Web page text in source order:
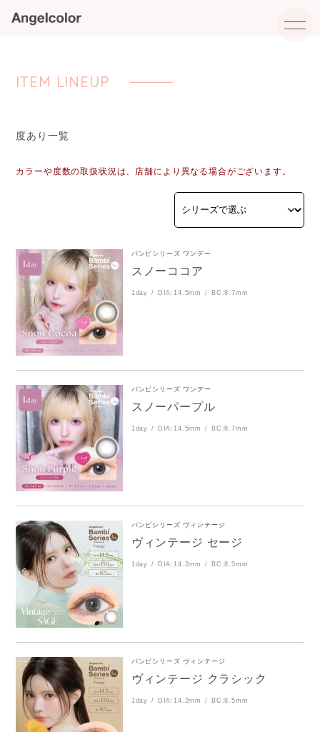
ITEM LINEUP
度あり一覧
カラーや度数の取扱状況は、店舗により異なる場合がございます。
バンビシリーズ ワンデー
スノーココア
1day DIA:14.5mm BC:8.7mm
バンビシリーズ ワンデー
スノーパープル
1day DIA:14.5mm BC:8.7mm
バンビシリーズ ヴィンテージ
ヴィンテージ セージ
1day DIA:14.2mm BC:8.5mm
バンビシリーズ ヴィンテージ
ヴィンテージ クラシック
1day DIA:14.2mm BC:8.5mm